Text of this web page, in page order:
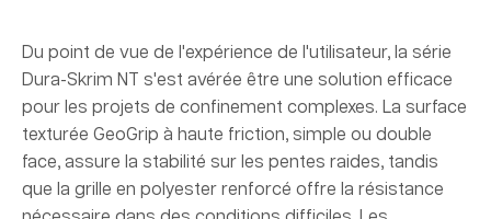
Du point de vue de l'expérience de l'utilisateur, la série
Dura-Skrim NT s'est avérée être une solution efficace
pour les projets de confinement complexes. La surface
texturée GeoGrip à haute friction, simple ou double
face, assure la stabilité sur les pentes raides, tandis
que la grille en polyester renforcé offre la résistance